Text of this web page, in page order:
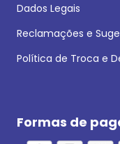
Dados Legais
Reclamações e
Política de Troca e
Formas de